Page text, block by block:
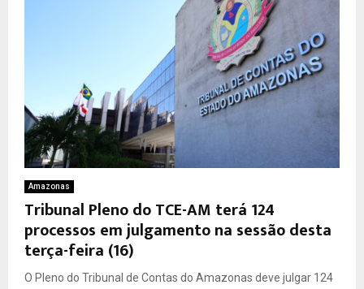
Amazonas
Tribunal Pleno do TCE-AM terá 124
processos em julgamento na sessão desta
terça-feira (16)
O Pleno do Tribunal de Contas do Amazonas deve julgar 124